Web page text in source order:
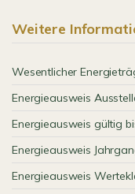
Weitere
Wesentlicher
Energieausweis
Energieausweis gültig
Energieausweis
Energieausweis